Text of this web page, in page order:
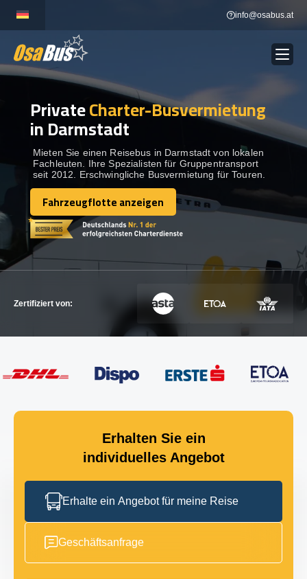
content
info@osabus.at
BUSVERMIETUNG Show dropdown
REISEZIELE Show dropdown
FLOTTE
KONTAKTIEREN SIE UNS
KONTAKTIEREN SIE UNS
PrivateCharter-Busvermietung
in Darmstadt
Mieten Sie einen Reisebus in Darmstadt von lokalen
Fachleuten. Ihre Spezialisten für Gruppentransport
seit 2012. Erschwingliche Busvermietung für Touren.
Fahrzeugflotte anzeigen
Fahrzeugflotte anzeigen
Zertifiziert von:
Erhalten Sie ein
individuelles Angebot
Erhalte ein Angebot für meine Reise
Geschäftsanfrage